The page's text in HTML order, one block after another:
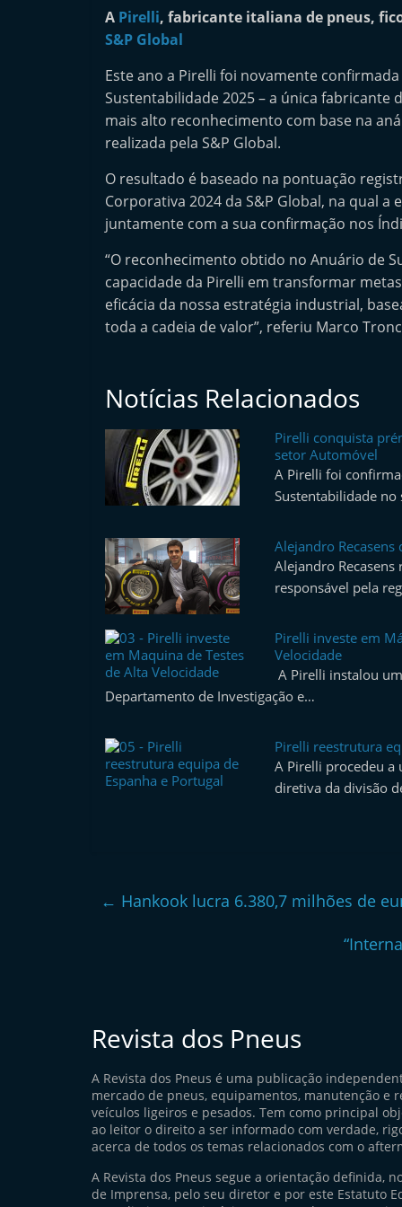
A Pirelli, fabricante italiana de pneus,
S&P Global
Este ano a Pirelli foi novamente
Sustentabilidade 2025 – a única fabricante
mais alto reconhecimento com base na
realizada pela S&P Global.
O resultado é baseado na pontuação
Corporativa 2024 da S&P Global, na qual
juntamente com a sua confirmação nos
“O reconhecimento obtido no Anuário de
capacidade da Pirelli em transformar
eficácia da nossa estratégia industrial,
toda a cadeia de valor”, referiu Marco
Notícias Relacionados
Pirelli conquista
setor Automóvel
A Pirelli foi
Sustentabilidade
Alejandro Recasens
Alejandro
responsável pela
Pirelli investe em
Velocidade
A Pirelli instalou
Departamento de Investigação e…
Pirelli reestrutura
A Pirelli procedeu a
diretiva da divisão
← Hankook lucra 6.380,7 milhões de
Revista dos Pneus
A Revista dos Pneus é uma publicação
mercado de pneus, equipamentos, manutenção e
veículos ligeiros e pesados. Tem como principal
ao leitor o direito a ser informado com verdade,
acerca de todos os temas relacionados com o
A Revista dos Pneus segue a orientação definida,
de Imprensa, pelo seu diretor e por este Estatuto